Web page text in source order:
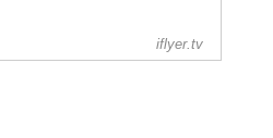
iflyer.tv